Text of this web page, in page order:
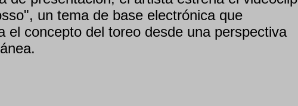
un tema de base electrónica que
el concepto del toreo desde una perspectiva